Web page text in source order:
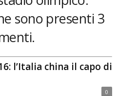
sono presenti 3
l’Italia china il capo di
0